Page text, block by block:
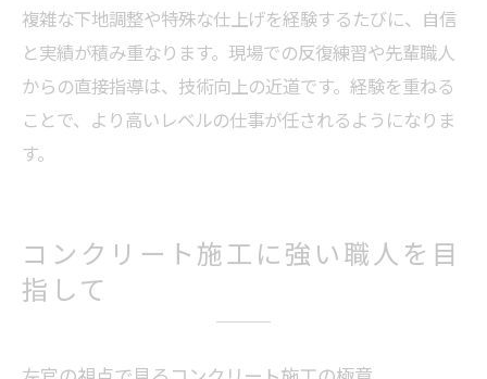
複雑な下地調整や特殊な仕上げを経験するたびに、自信
と実績が積み重なります。現場での反復練習や先輩職人
からの直接指導は、技術向上の近道です。経験を重ねる
ことで、より高いレベルの仕事が任されるようになりま
す。
コンクリート施工に強い職人を目
指して